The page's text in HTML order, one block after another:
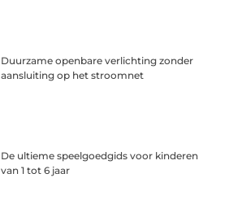
Duurzame openbare verlichting zonder
aansluiting op het stroomnet
De ultieme speelgoedgids voor kinderen
van 1 tot 6 jaar